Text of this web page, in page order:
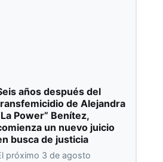
años después del
de Alejandra
Power” Benítez,
un nuevo juicio
busca de justicia
próximo 3 de agosto